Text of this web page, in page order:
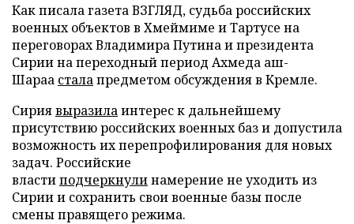
Как писала газета ВЗГЛЯД, судьба российских
военных объектов в Хмеймиме и Тартусе на
переговорах Владимира Путина и президента
Сирии на переходный период Ахмеда аш-
Шараа сталапредметом обсуждения в Кремле.
Сириявыразилаинтерес к дальнейшему
присутствию российских военных баз и допустила
возможность их перепрофилирования для новых
задач. Российские
властиподчеркнулинамерение не уходить из
Сирии и сохранить свои военные базы после
смены правящего режима.